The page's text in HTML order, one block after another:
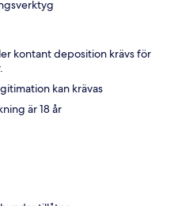
kontant deposition krävs för
kan krävas
är 18 år